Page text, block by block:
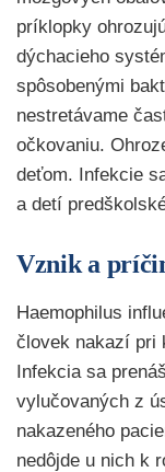
príklopky
dýchacieho
spôsobenými
nestretávame
očkovaniu.
deťom. Infekcie
a detí
Vznik a
Haemophilus
človek nakazí pri
Infekcia sa
vylučovaných z
nakazeného
nedôjde u nich k